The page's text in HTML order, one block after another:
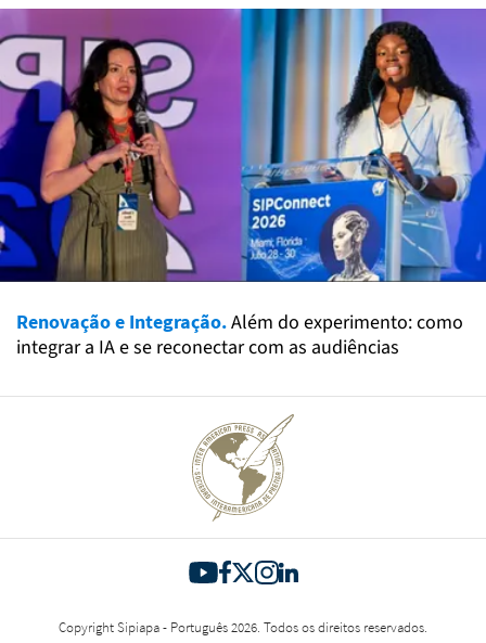
Renovação e Integração.Além do experimento: como
integrar a IA e se reconectar com as audiências
Copyright Sipiapa - Português 2026. Todos os direitos reservados.